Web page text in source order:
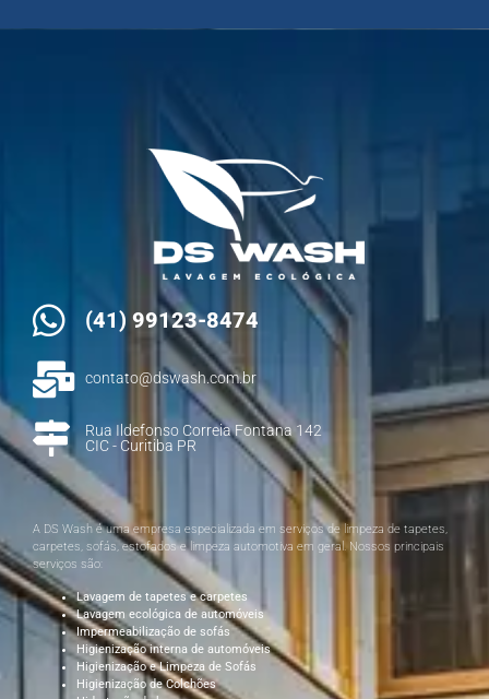
(41) 99123-8474
contato@dswash.com.br
Rua Ildefonso Correia Fontana 142
CIC - Curitiba PR
A DS Wash é uma empresa especializada em serviços de limpeza de tapetes,
carpetes, sofás, estofados e limpeza automotiva em geral. Nossos principais
serviços são:
Lavagem de tapetes e carpetes
Lavagem ecológica de automóveis
Impermeabilização de sofás
Higienização interna de automóveis
Higienização e Limpeza de Sofás
Higienização de Colchões